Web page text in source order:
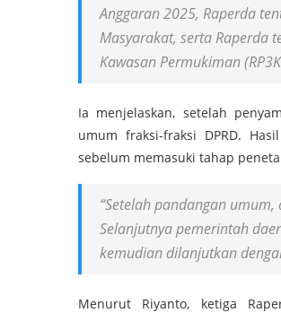
Anggaran 2025, Raperda
Masyarakat, serta Raperda
Kawasan Permukiman
Ia menjelaskan, setelah
umum fraksi-fraksi DPRD.
sebelum memasuki tahap
“Setelah pandangan
Selanjutnya pemerintah
kemudian dilanjutkan
Menurut Riyanto, ketiga